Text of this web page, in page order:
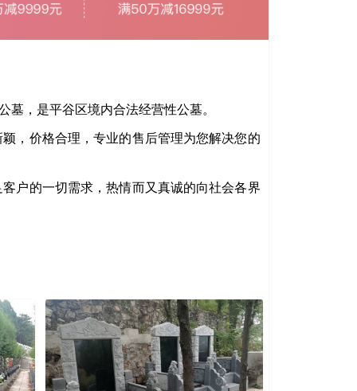
，是平谷区境内合法经营性公墓。
，价格合理，专业的售后管理为您解决您的
户的一切需求，热情而又真诚的向社会各界